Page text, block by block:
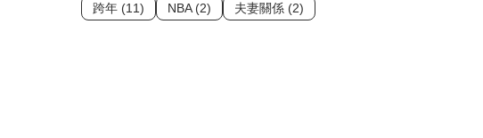
跨年 (11)
NBA (2) 夫妻關係 (2)